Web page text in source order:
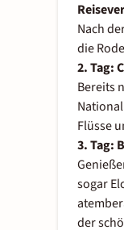
Nach
die
2. Tag:
Bereits
Flüsse
3. Tag:
sogar
der